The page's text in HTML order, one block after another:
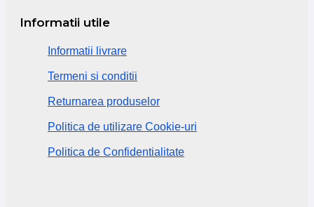
Informatii utile
Informatii livrare
Termeni si conditii
Returnarea produselor
Politica de utilizare Cookie-uri
Politica de Confidentialitate